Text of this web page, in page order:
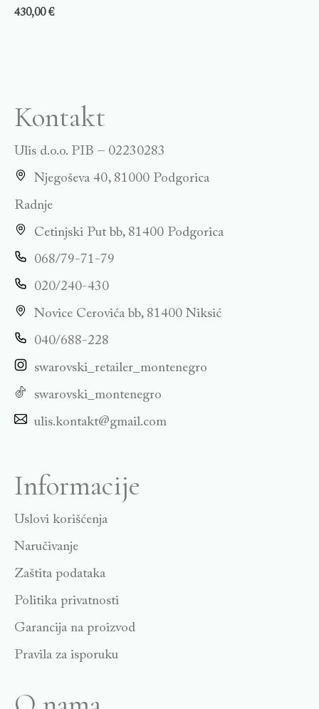
430,00€
Kontakt
Ulis d.o.o. PIB – 02230283
Njegoševa 40, 81000 Podgorica
Radnje
Cetinjski Put bb, 81400 Podgorica
068/79-71-79
020/240-430
Novice Cerovića bb, 81400 Niksić
040/688-228
swarovski_retailer_montenegro
swarovski_montenegro
ulis.kontakt@gmail.com
Informacije
Uslovi korišćenja
Naručivanje
Zaštita podataka
Politika privatnosti
Garancija na proizvod
Pravila za isporuku